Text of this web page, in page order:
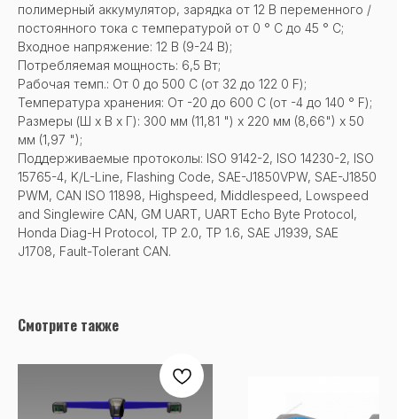
полимерный аккумулятор, зарядка от 12 В переменного /
постоянного тока с температурой от 0 ° С до 45 ° С;
Входное напряжение: 12 В (9-24 В);
Потребляемая мощность: 6,5 Вт;
Рабочая темп.: От 0 до 500 С (от 32 до 122 0 F);
Температура хранения: От -20 до 600 С (от -4 до 140 ° F);
Размеры (Ш х В х Г): 300 мм (11,81 ") х 220 мм (8,66") х 50
мм (1,97 ");
Поддерживаемые протоколы: ISO 9142-2, ISO 14230-2, ISO
15765-4, K/L-Line, Flashing Code, SAE-J1850VPW, SAE-J1850
PWM, CAN ISO 11898, Highspeed, Middlespeed, Lowspeed
and Singlewire CAN, GM UART, UART Echo Byte Protocol,
Honda Diag-H Protocol, TP 2.0, TP 1.6, SAE J1939, SAE
J1708, Fault-Tolerant CAN.
Смотрите также